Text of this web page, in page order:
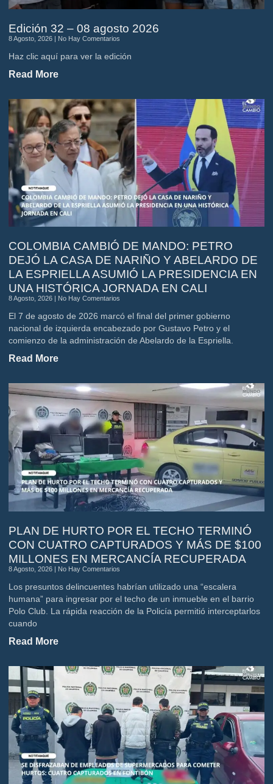
Edición 32 – 08 agosto 2026
8 Agosto, 2026 No Hay Comentarios
Haz clic aquí para ver la edición
Read More
COLOMBIA CAMBIÓ DE MANDO: PETRO
DEJÓ LA CASA DE NARIÑO Y ABELARDO DE
LA ESPRIELLA ASUMIÓ LA PRESIDENCIA EN
UNA HISTÓRICA JORNADA EN CALI
8 Agosto, 2026 No Hay Comentarios
El 7 de agosto de 2026 marcó el final del primer gobierno
nacional de izquierda encabezado por Gustavo Petro y el
comienzo de la administración de Abelardo de la Espriella.
Read More
PLAN DE HURTO POR EL TECHO TERMINÓ
CON CUATRO CAPTURADOS Y MÁS DE $100
MILLONES EN MERCANCÍA RECUPERADA
8 Agosto, 2026 No Hay Comentarios
Los presuntos delincuentes habrían utilizado una “escalera
humana” para ingresar por el techo de un inmueble en el barrio
Polo Club. La rápida reacción de la Policía permitió interceptarlos
cuando
Read More